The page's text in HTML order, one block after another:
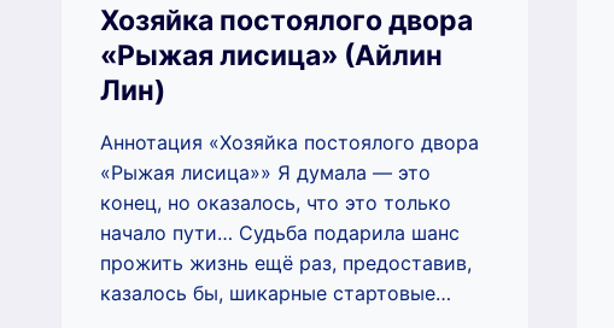
Хозяйка постоялого двора
«Рыжая лисица» (Айлин
Лин)
Аннотация «Хозяйка постоялого двора
«Рыжая лисица»» Я думала — это
конец, но оказалось, что это только
начало пути… Судьба подарила шанс
прожить жизнь ещё раз, предоставив,
казалось бы, шикарные стартовые…